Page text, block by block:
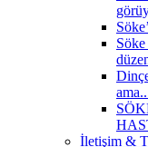
İletişim &